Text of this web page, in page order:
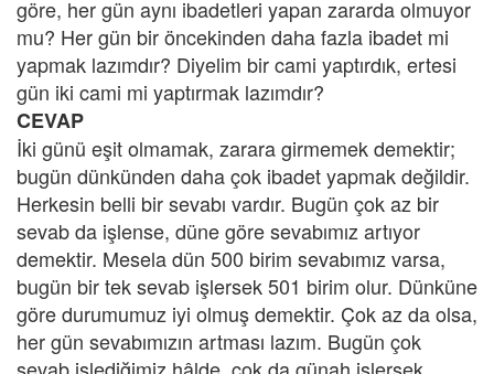
göre, her gün aynı ibadetleri yapan zararda olmuyor
mu? Her gün bir öncekinden daha fazla ibadet mi
yapmak lazımdır? Diyelim bir cami yaptırdık, ertesi
gün iki cami mi yaptırmak lazımdır?
CEVAP
İki günü eşit olmamak, zarara girmemek demektir;
bugün dünkünden daha çok ibadet yapmak değildir.
Herkesin belli bir sevabı vardır. Bugün çok az bir
sevab da işlense, düne göre sevabımız artıyor
demektir. Mesela dün 500 birim sevabımız varsa,
bugün bir tek sevab işlersek 501 birim olur. Dünküne
göre durumumuz iyi olmuş demektir. Çok az da olsa,
her gün sevabımızın artması lazım. Bugün çok